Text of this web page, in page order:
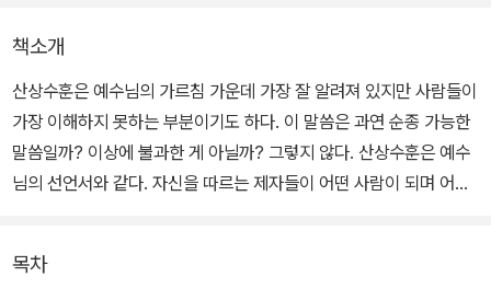
책소개
산상수훈은 예수님의 가르침 가운데 가장 잘 알려져 있지만 사람들이
가장 이해하지 못하는 부분이기도 하다. 이 말씀은 과연 순종 가능한
말씀일까? 이상에 불과한 게 아닐까? 그렇지 않다. 산상수훈은 예수
님의 선언서와 같다. 자신을 따르는 제자들이 어떤 사람이 되며 어떻
이 책은 저명한 기독교의 지성 존 스토트가 수년 간 깊이 묵상한 산상
목차